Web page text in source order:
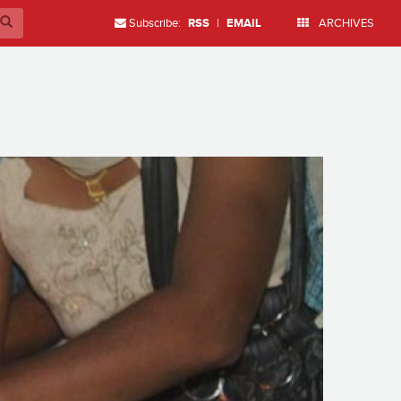
Subscribe: RSS | EMAIL ARCHIVES